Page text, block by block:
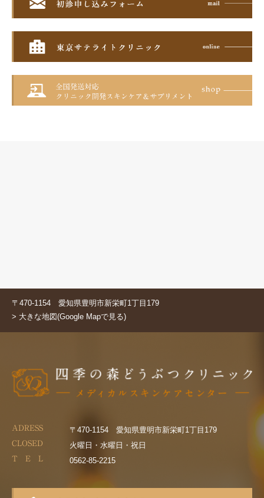
〒470-1154 愛知県豊明市新栄町1丁目179
> 大きな地図(Google Mapで見る)
ADRESS 〒470-1154 愛知県豊明市新栄町1丁目179
CLOSED 火曜日・水曜日・祝日
T E L 0562-85-2215